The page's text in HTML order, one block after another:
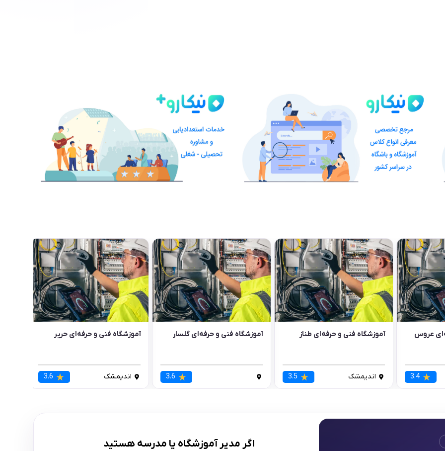
عروس
3.4
آموزشگاه فنی و حرفه‌ای طناز
اندیمشک 3.5
آموزشگاه فنی و حرفه‌ای گلسار
3.6
آموزشگاه فنی و حرفه‌ای حریر
اندیمشک 3.6
اگر مدیر آموزشگاه یا مدرسه هستید